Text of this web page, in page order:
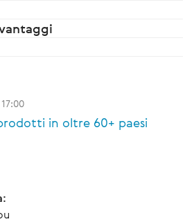
in oltre 60+ paesi